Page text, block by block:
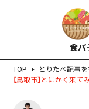
食パ
TOP
とりたべ記事
【鳥取市】とにかく来て